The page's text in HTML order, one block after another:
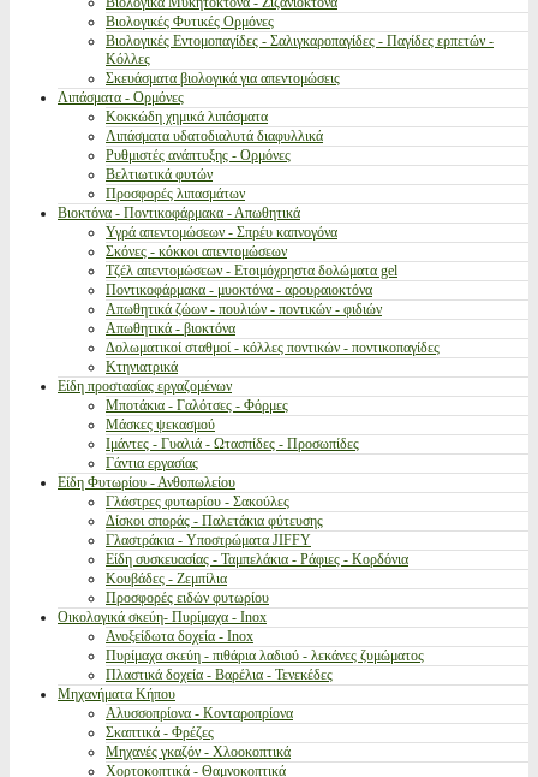
Βιολογικές Φυτικές Ορμόνες
Βιολογικές Εντομοπαγίδες - Σαλιγκαροπαγίδες - Παγίδες ερπετών -
Κόλλες
Σκευάσματα βιολογικά για απεντομώσεις
Λιπάσματα - Ορμόνες
Κοκκώδη χημικά λιπάσματα
Λιπάσματα υδατοδιαλυτά διαφυλλικά
Ρυθμιστές ανάπτυξης - Ορμόνες
Βελτιωτικά φυτών
Προσφορές λιπασμάτων
Βιοκτόνα - Ποντικοφάρμακα - Απωθητικά
Υγρά απεντομώσεων - Σπρέυ καπνογόνα
Σκόνες - κόκκοι απεντομώσεων
Τζέλ απεντομώσεων - Ετοιμόχρηστα δολώματα gel
Ποντικοφάρμακα - μυοκτόνα - αρουραιοκτόνα
Απωθητικά ζώων - πουλιών - ποντικών - φιδιών
Απωθητικά - βιοκτόνα
Δολωματικοί σταθμοί - κόλλες ποντικών - ποντικοπαγίδες
Κτηνιατρικά
Είδη προστασίας εργαζομένων
Μποτάκια - Γαλότσες - Φόρμες
Μάσκες ψεκασμού
Ιμάντες - Γυαλιά - Ωτασπίδες - Προσωπίδες
Γάντια εργασίας
Είδη Φυτωρίου - Ανθοπωλείου
Γλάστρες φυτωρίου - Σακούλες
Δίσκοι σποράς - Παλετάκια φύτευσης
Γλαστράκια - Υποστρώματα JIFFY
Είδη συσκευασίας - Ταμπελάκια - Ράφιες - Κορδόνια
Κουβάδες - Ζεμπίλια
Προσφορές ειδών φυτωρίου
Οικολογικά σκεύη- Πυρίμαχα - Inox
Ανοξείδωτα δοχεία - Inox
Πυρίμαχα σκεύη - πιθάρια λαδιού - λεκάνες ζυμώματος
Πλαστικά δοχεία - Βαρέλια - Τενεκέδες
Μηχανήματα Κήπου
Αλυσσοπρίονα - Κονταροπρίονα
Σκαπτικά - Φρέζες
Μηχανές γκαζόν - Χλοοκοπτικά
Χορτοκοπτικά - Θαμνοκοπτικά